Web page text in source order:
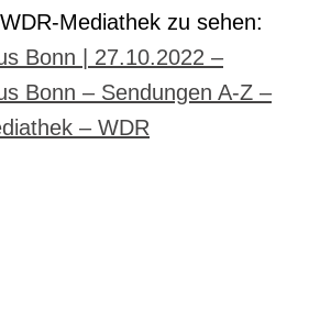
Mediathek zu sehen:
Bonn | 27.10.2022 –
Bonn – Sendungen A-Z –
– WDR